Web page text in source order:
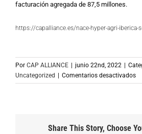
facturación agregada de 87,5 millones.
https://capalliance.es/nace-hyper-agri-iberica-
Por CAP ALLIANCE junio 22nd, 2022
Uncategorized
Comentarios desactivadosen
Share This Story, Choose